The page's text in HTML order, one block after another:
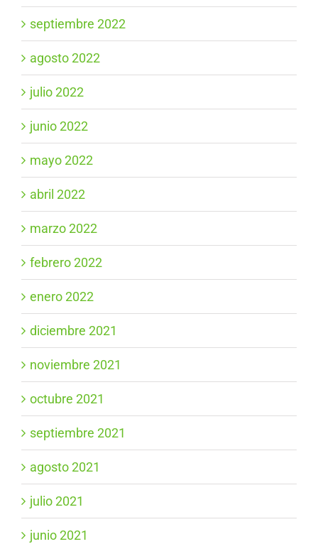
septiembre 2022
agosto 2022
julio 2022
junio 2022
mayo 2022
abril 2022
marzo 2022
febrero 2022
enero 2022
diciembre 2021
noviembre 2021
octubre 2021
septiembre 2021
agosto 2021
julio 2021
junio 2021